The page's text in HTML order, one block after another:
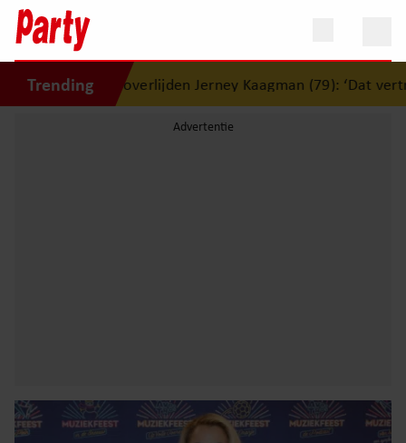
Trending
overlijden Jerney Kaagman (79): ‘Dat vertrouwen zal ik